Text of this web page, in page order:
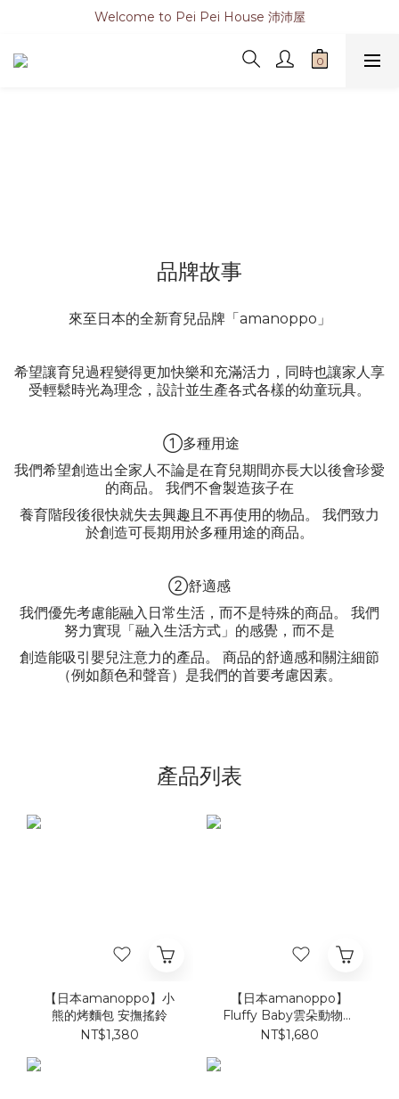
Welcome to Pei Pei House 沛沛屋
品牌故事
來至日本的全新育兒品牌「amanoppo」
希望讓育兒過程變得更加快樂和充滿活力，同時也讓家人享
受輕鬆時光為理念，設計並生產各式各樣的幼童玩具。
①多種用途
我們希望創造出全家人不論是在育兒期間亦長大以後會珍愛
的商品。 我們不會製造孩子在
養育階段後很快就失去興趣且不再使用的物品。 我們致力
於創造可長期用於多種用途的商品。
②舒適感
我們優先考慮能融入日常生活，而不是特殊的商品。 我們
努力實現「融入生活方式」的感覺，而不是
創造能吸引嬰兒注意力的產品。 商品的舒適感和關注細節
（例如顏色和聲音）是我們的首要考慮因素。
產品列表
【日本amanoppo】小
熊的烤麵包 安撫搖鈴
NT$1,380
【日本amanoppo】
Fluffy Baby雲朵動物布
積木
NT$1,680